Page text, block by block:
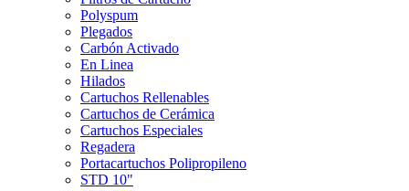
Polyspum
Plegados
Carbón Activado
En Linea
Hilados
Cartuchos Rellenables
Cartuchos de Cerámica
Cartuchos Especiales
Regadera
Portacartuchos Polipropileno
STD 10"